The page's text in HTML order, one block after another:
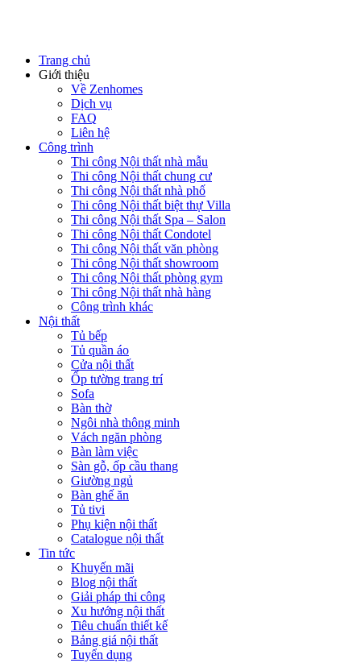
Trang chủ
Giới thiệu
Về Zenhomes
Dịch vụ
FAQ
Liên hệ
Công trình
Thi công Nội thất nhà mẫu
Thi công Nội thất chung cư
Thi công Nội thất nhà phố
Thi công Nội thất biệt thự Villa
Thi công Nội thất Spa – Salon
Thi công Nội thất Condotel
Thi công Nội thất văn phòng
Thi công Nội thất showroom
Thi công Nội thất phòng gym
Thi công Nội thất nhà hàng
Công trình khác
Nội thất
Tủ bếp
Tủ quần áo
Cửa nội thất
Ốp tường trang trí
Sofa
Bàn thờ
Ngôi nhà thông minh
Vách ngăn phòng
Bàn làm việc
Sàn gỗ, ốp cầu thang
Giường ngủ
Bàn ghế ăn
Tủ tivi
Phụ kiện nội thất
Catalogue nội thất
Tin tức
Khuyến mãi
Blog nội thất
Giải pháp thi công
Xu hướng nội thất
Tiêu chuẩn thiết kế
Bảng giá nội thất
Tuyển dụng